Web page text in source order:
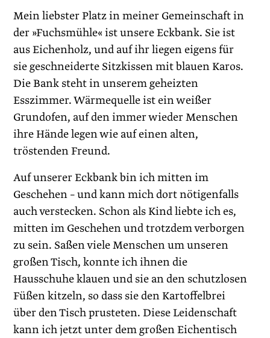
Mein liebster Platz in meiner Gemeinschaft in
der »Fuchsmühle« ist unsere Eckbank. Sie ist
aus Eichenholz, und auf ihr liegen eigens für
sie geschneiderte Sitzkissen mit blauen Karos.
Die Bank steht in unserem geheizten
Esszimmer. Wärmequelle ist ein weißer
Grundofen, auf den immer wieder Menschen
ihre Hände legen wie auf einen alten,
tröstenden Freund.
Auf unserer Eckbank bin ich mitten im
Geschehen – und kann mich dort nötigenfalls
auch verstecken. Schon als Kind liebte ich es,
mitten im Geschehen und trotzdem verborgen
zu sein. Saßen viele Menschen um unseren
großen Tisch, konnte ich ihnen die
Hausschuhe klauen und sie an den schutzlosen
Füßen kitzeln, so dass sie den Kartoffelbrei
über den Tisch prusteten. Diese Leidenschaft
kann ich jetzt unter dem großen Eichentisch